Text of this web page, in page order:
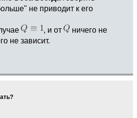
не приводит к его
, и от
ничего не
не зависит.